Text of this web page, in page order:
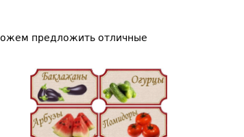
предложить отличные